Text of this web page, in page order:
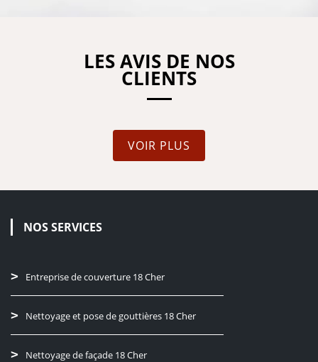
LES AVIS DE NOS
CLIENTS
VOIR PLUS
NOS SERVICES
Entreprise de couverture 18 Cher
Nettoyage et pose de gouttières 18 Cher
Nettoyage de façade 18 Cher